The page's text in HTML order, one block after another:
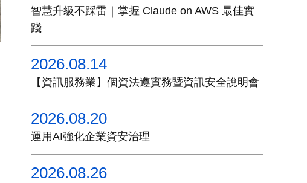
智慧升級不踩雷｜掌握 Claude on AWS 最佳實
踐
2026.08.14
【資訊服務業】個資法遵實務暨資訊安全說明會
2026.08.20
運用AI強化企業資安治理
2026.08.26